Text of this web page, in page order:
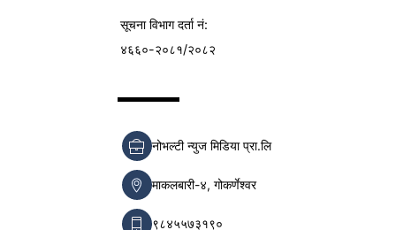
सूचना विभागदर्ता नं:
४६६०-२०८१/२०८२
नोभल्टी न्युज मिडिया प्रा.लि
माकलबारी-४, गोकर्णेश्वर
९८४५५७३१९०